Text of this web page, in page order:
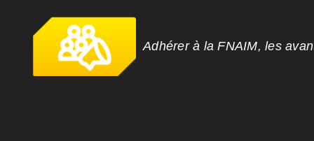
Adhérer à la FNAIM, les